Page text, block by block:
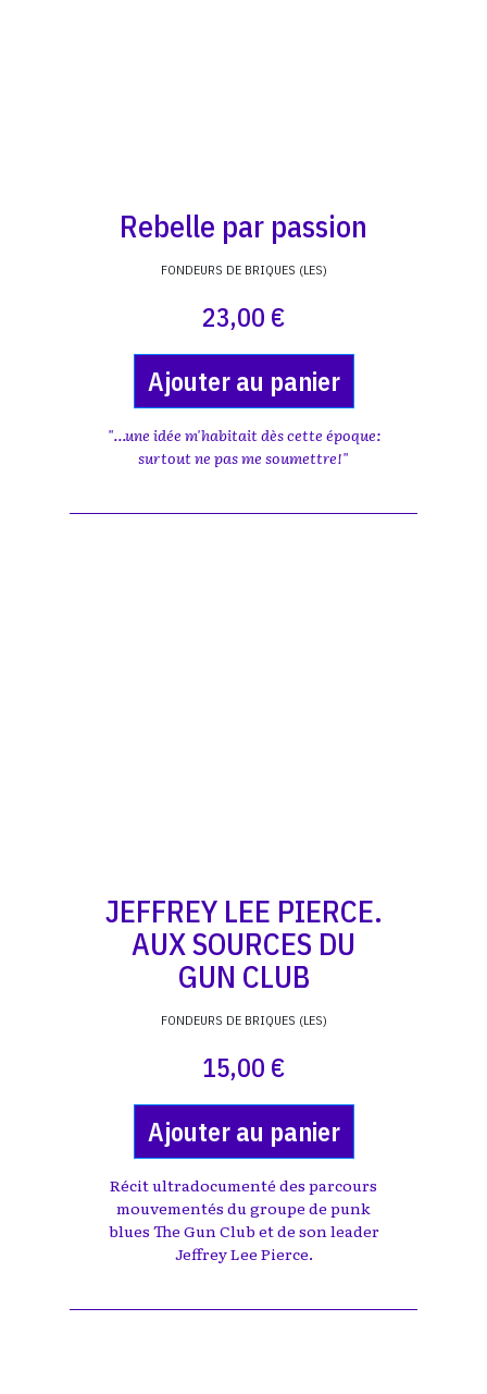
Rebelle par passion
FONDEURS DE BRIQUES (LES)
23,00 €
Ajouter au panier
"...une idée m'habitait dès cette époque:
surtout ne pas me soumettre!"
JEFFREY LEE PIERCE.
AUX SOURCES DU
GUN CLUB
FONDEURS DE BRIQUES (LES)
15,00 €
Ajouter au panier
Récit ultradocumenté des parcours
mouvementés du groupe de punk
blues The Gun Club et de son leader
Jeffrey Lee Pierce.